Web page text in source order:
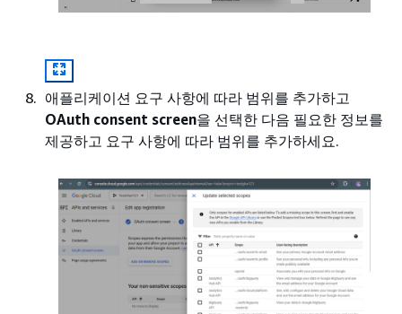
애플리케이션 요구 사항에 따라 범위를 추가하고
OAuth consent screen을 선택한 다음 필요한 정보를
제공하고 요구 사항에 따라 범위를 추가하세요.